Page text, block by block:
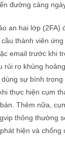
đường càng
an hai lớp (2FA)
thành viên
email trước khi
rủi ro khủng
sự bình
thực hiện cụm
Thêm nữa,
thông thường
hiện và chống